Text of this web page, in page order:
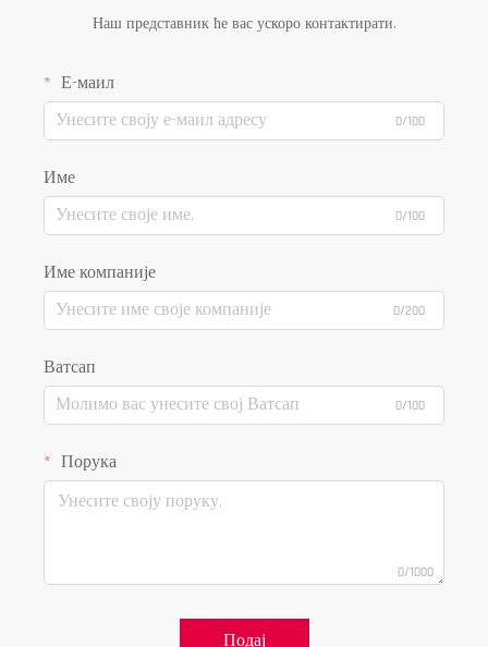
Наш представник ће вас ускоро контактирати.
Е-маил
0/100
Име
0/100
Име компаније
0/200
Ватсап
0/100
Порука
0/1000
Подај